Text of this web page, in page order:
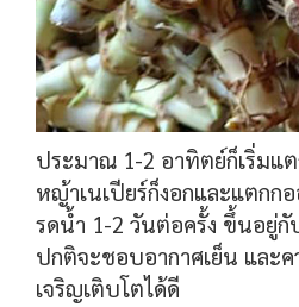
ประมาณ 1-2 อาทิตย์ก็เริ่ม
หญ้าเนเปียร์ก็งอกและแตกก
รดน้ำ 1-2 วันต่อครั้ง ขึ้นอยู่
ปกติจะชอบอากาศเย็น และ
เจริญเติบโตได้ดี